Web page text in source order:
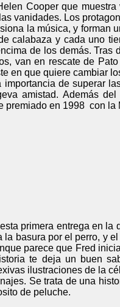
Cooper que
vanidades. Los
la música, y forman
calabaza y cada uno
de los demás.
van en rescate de
en que quiere cambiar
de superar
amistad. Además
premiado en 1998 con la
primera entrega en
basura por el perro, y
parece que Fred
te deja un buen
ilustraciones de la
Se trata de una
de peluche.